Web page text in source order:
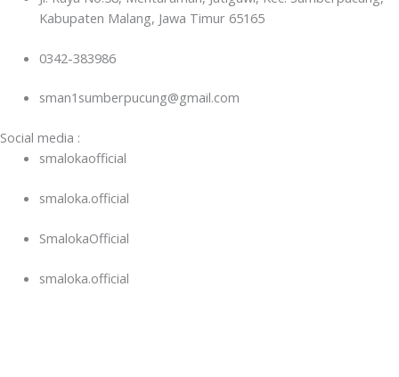
Kabupaten Malang, Jawa Timur 65165
0342-383986
sman1sumberpucung@gmail.com
Social media :
smalokaofficial
smaloka.official
SmalokaOfficial
smaloka.official